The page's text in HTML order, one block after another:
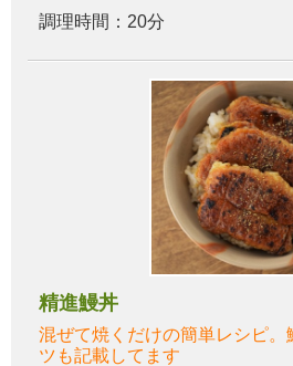
調理時間：20分
精進鰻丼
混ぜて焼くだけの簡単レシピ。
ツも記載してます